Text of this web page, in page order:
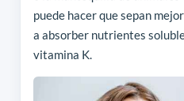
puede hacer que sepan
a absorber nutrientes
vitamina K.